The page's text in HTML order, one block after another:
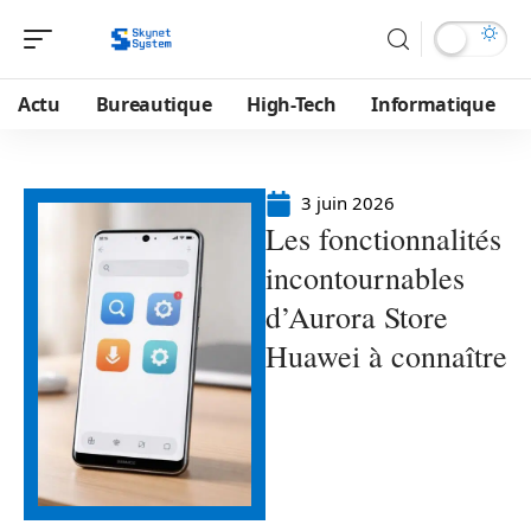
Actu Bureautique High-Tech Informatique
3 juin 2026
Les fonctionnalités
incontournables
d’Aurora Store
Huawei à connaître